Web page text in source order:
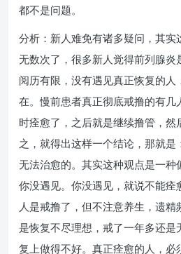
都不是问题。
分析：新人难免有诸多疑问，其实
无数次了，很多新人觉得前列腺炎
阅历有限，没有遇见真正恢复的
在。慢前患者真正彻底戒撸的有
时痊愈了，之后就是继续撸管，然
之，就得出这样一个结论，那就是
无法治愈的。其实这种观点是一种
你没遇见。你没遇见，就说不能痊
人是戒撸了，但不注意养生，遗
是恢复不尽理想，戒了一年多还是
复上做得不好。真正痊愈的人，必